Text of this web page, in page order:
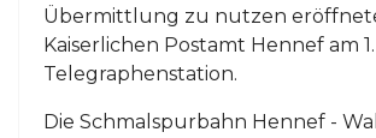
Übermittlung zu nutzen
Kaiserlichen Postamt Hennef am 1.
Telegraphenstation.
Die Schmalspurbahn Hennef -